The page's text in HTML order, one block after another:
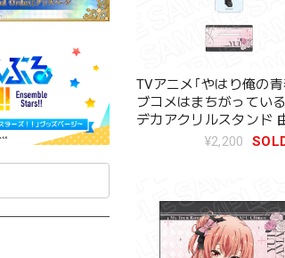
TVアニメ｢やはり俺の青
ブコメはまちがってい
デカアクリルスタンド
浜結衣 サブカルファッ
¥2,200